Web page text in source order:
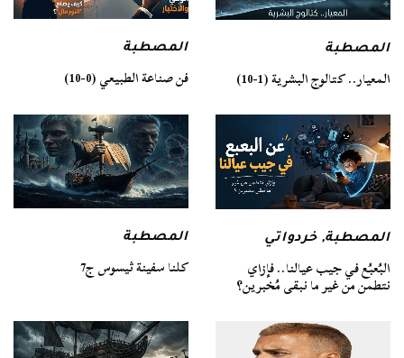
المصطبة
المعيار.. كتالوج البشرية (1-10)
المصطبة
فن صناعة الطبيعي (0-10)
المصطبة,خردواتي
البُعبُع في جيب عيالنا.. فإزاي
نتطمن من غير ما نبقى مُخبرين؟
المصطبة
كلنا سفينة ثيسوس ج7